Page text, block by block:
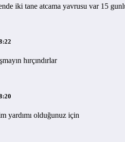
iki tane atcama yavrusu var 15
hırçındırlar
yardımı olduğunuz için